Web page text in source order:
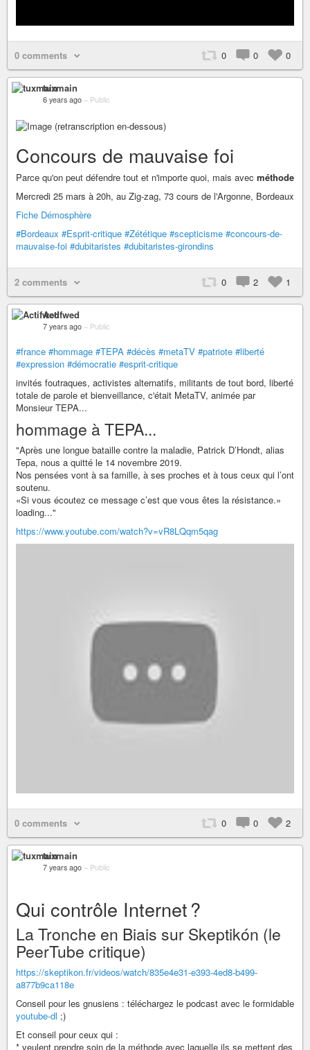
0 comments 0 0 0
tuxmain
6 years ago – Public
Concours de mauvaise foi
Parce qu'on peut défendre tout et n'importe quoi, mais avec méthode
Mercredi 25 mars à 20h, au Zig-zag, 73 cours de l'Argonne, Bordeaux
Fiche Démosphère
#Bordeaux #Esprit-critique #Zététique #scepticisme #concours-de-
mauvaise-foi #dubitaristes #dubitaristes-girondins
2 comments 0 2 1
Actifwed
7 years ago – Public
#france #hommage #TEPA #décès #metaTV #patriote #liberté
#expression #démocratie #esprit-critique
invités foutraques, activistes alternatifs, militants de tout bord, liberté
totale de parole et bienveillance, c'était MetaTV, animée par
Monsieur TEPA...
hommage à TEPA...
"Après une longue bataille contre la maladie, Patrick D’Hondt, alias
Tepa, nous a quitté le 14 novembre 2019.
Nos pensées vont à sa famille, à ses proches et à tous ceux qui l’ont
soutenu.
«Si vous écoutez ce message c’est que vous êtes la résistance.»
loading..."
https://www.youtube.com/watch?v=vR8LQqm5qag
0 comments 0 0 2
tuxmain
7 years ago – Public
Qui contrôle Internet ?
La Tronche en Biais sur Skeptikón (le
PeerTube critique)
https://skeptikon.fr/videos/watch/835e4e31-e393-4ed8-b499-
a877b9ca118e
Conseil pour les gnusiens : téléchargez le podcast avec le formidable
youtube-dl ;)
Et conseil pour ceux qui :
* veulent prendre soin de la méthode avec laquelle ils se mettent des